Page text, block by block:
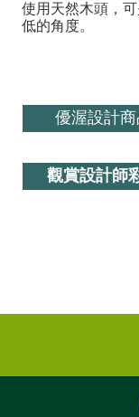
使用天然木頭，
低的角度。
優渥設計商
觀賞設計師